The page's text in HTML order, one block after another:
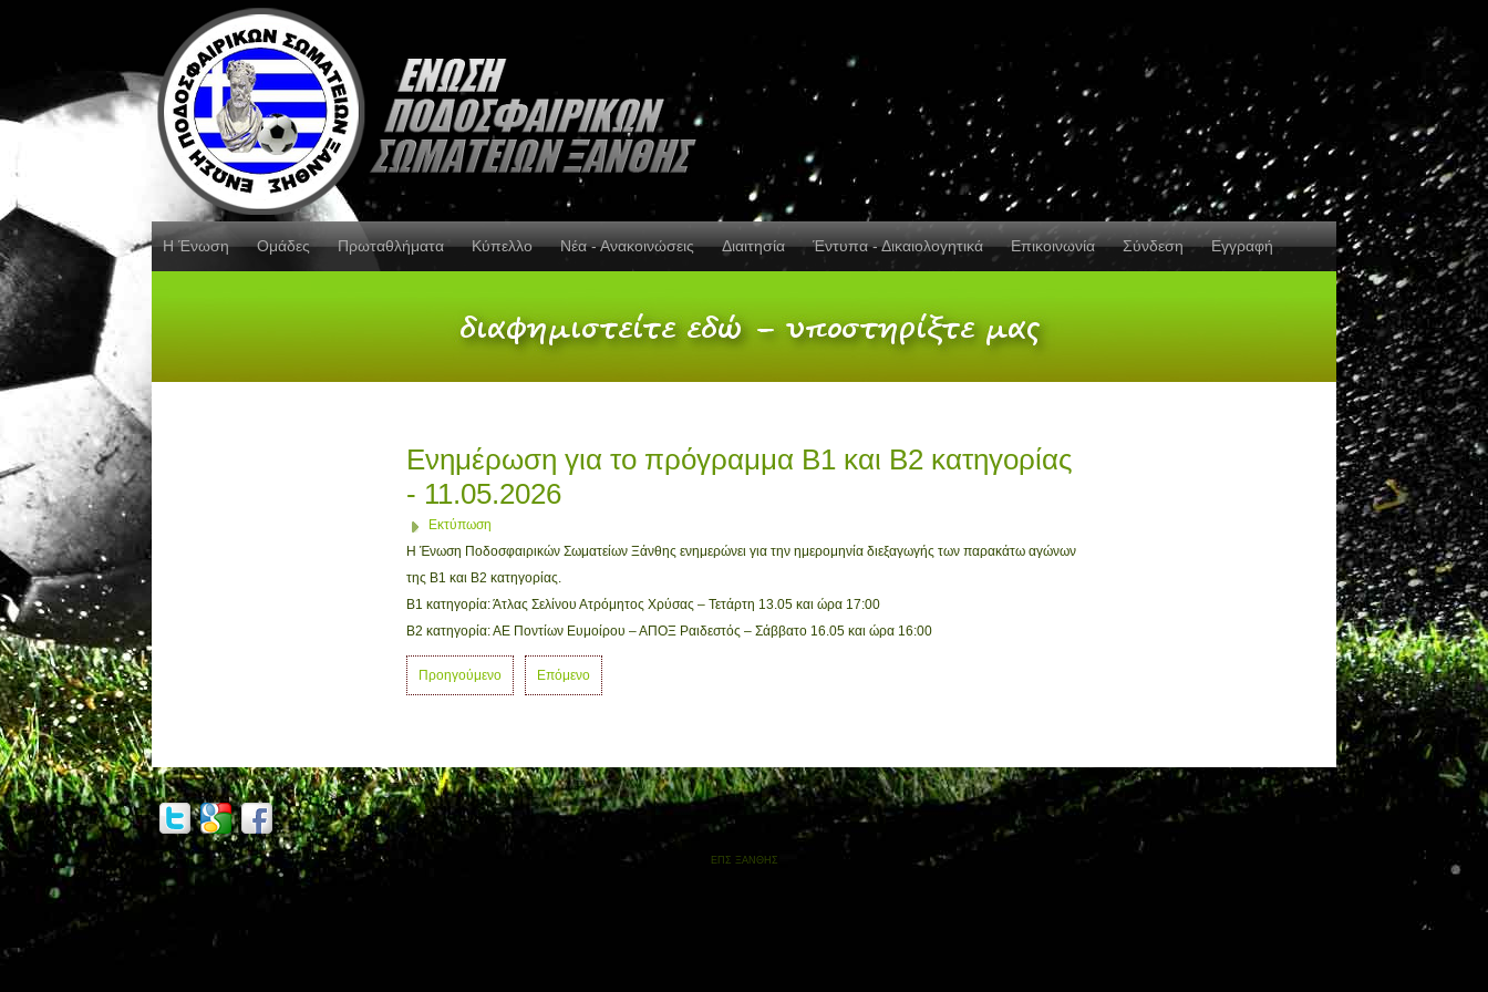
Η Ένωση Ομάδες Πρωταθλήματα Κύπελλο Νέα - Ανακοινώσεις Διαιτησία Έντυπα - Δικαιολογητικά Επικοινωνία Σύνδεση Εγγραφή
Ενημέρωση για το πρόγραμμα Β1 και Β2 κατηγορίας
- 11.05.2026
Εκτύπωση
Η Ένωση Ποδοσφαιρικών Σωματείων Ξάνθης ενημερώνει για την ημερομηνία διεξαγωγής των παρακάτω αγώνων
της Β1 και Β2 κατηγορίας.
Β1 κατηγορία: Άτλας Σελίνου Ατρόμητος Χρύσας – Τετάρτη 13.05 και ώρα 17:00
Β2 κατηγορία: ΑΕ Ποντίων Ευμοίρου – ΑΠΟΞ Ραιδεστός – Σάββατο 16.05 και ώρα 16:00
Προηγούμενο Επόμενο
ΕΠΣ ΞΑΝΘΗΣ